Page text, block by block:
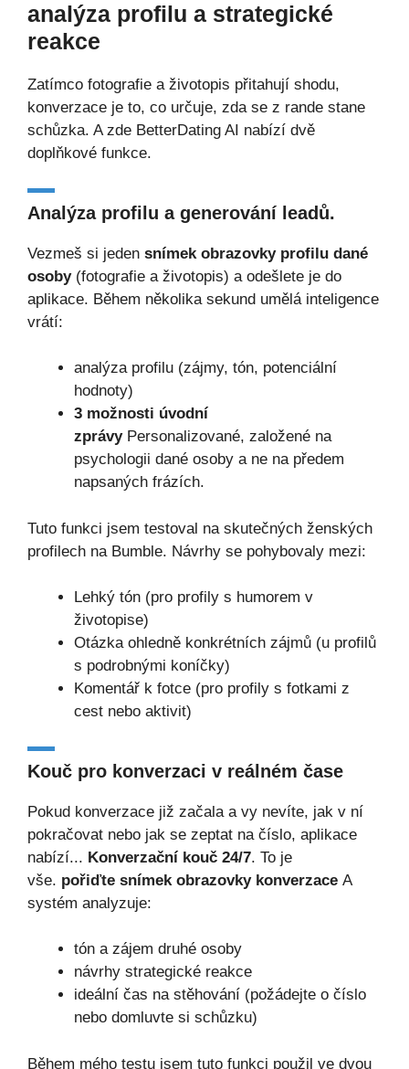
analýza profilu a strategické
reakce
Zatímco fotografie a životopis přitahují shodu,
konverzace je to, co určuje, zda se z rande stane
schůzka. A zde BetterDating AI nabízí dvě
doplňkové funkce.
Analýza profilu a generování leadů.
Vezmeš si jeden snímek obrazovky profilu dané
osoby(fotografie a životopis) a odešlete je do
aplikace. Během několika sekund umělá inteligence
vrátí:
analýza profilu (zájmy, tón, potenciální
hodnoty)
3 možnosti úvodní
zprávyPersonalizované, založené na
psychologii dané osoby a ne na předem
napsaných frázích.
Tuto funkci jsem testoval na skutečných ženských
profilech na Bumble. Návrhy se pohybovaly mezi:
Lehký tón (pro profily s humorem v
životopise)
Otázka ohledně konkrétních zájmů (u profilů
s podrobnými koníčky)
Komentář k fotce (pro profily s fotkami z
cest nebo aktivit)
Kouč pro konverzaci v reálném čase
Pokud konverzace již začala a vy nevíte, jak v ní
pokračovat nebo jak se zeptat na číslo, aplikace
nabízí... Konverzační kouč 24/7. To je
vše. pořiďte snímek obrazovky konverzace A
systém analyzuje:
tón a zájem druhé osoby
návrhy strategické reakce
ideální čas na stěhování (požádejte o číslo
nebo domluvte si schůzku)
Během mého testu jsem tuto funkci použil ve dvou